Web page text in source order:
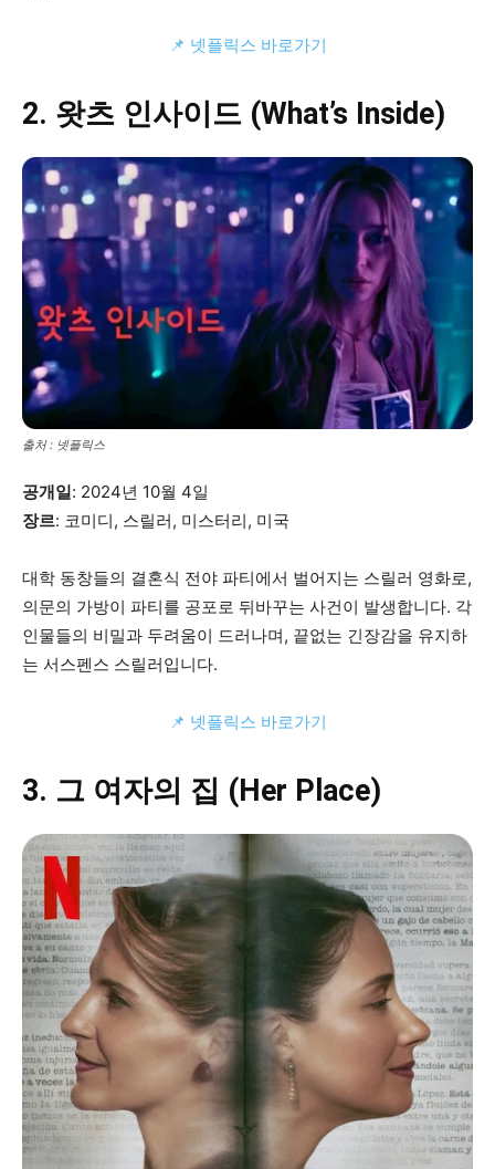
📌 넷플릭스 바로가기
2. 왓츠 인사이드 (What’s Inside)
출처 : 넷플릭스
공개일: 2024년 10월 4일
장르: 코미디, 스릴러, 미스터리, 미국
대학 동창들의 결혼식 전야 파티에서 벌어지는 스릴러 영화로,
의문의 가방이 파티를 공포로 뒤바꾸는 사건이 발생합니다. 각
인물들의 비밀과 두려움이 드러나며, 끝없는 긴장감을 유지하
는 서스펜스 스릴러입니다.
📌 넷플릭스 바로가기
3. 그 여자의 집 (Her Place)